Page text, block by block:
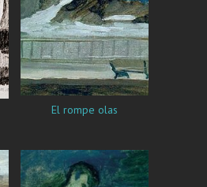
El rompe olas